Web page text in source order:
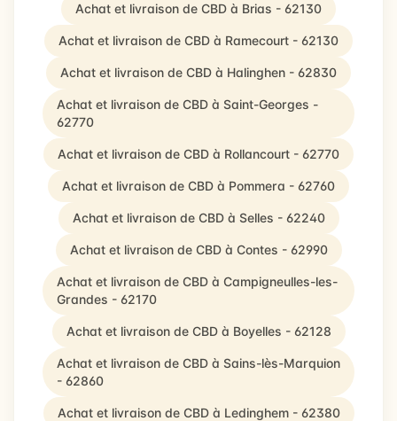
Achat et livraison de CBD à Brias - 62130
Achat et livraison de CBD à Ramecourt - 62130
Achat et livraison de CBD à Halinghen - 62830
Achat et livraison de CBD à Saint-Georges -
62770
Achat et livraison de CBD à Rollancourt - 62770
Achat et livraison de CBD à Pommera - 62760
Achat et livraison de CBD à Selles - 62240
Achat et livraison de CBD à Contes - 62990
Achat et livraison de CBD à Campigneulles-les-
Grandes - 62170
Achat et livraison de CBD à Boyelles - 62128
Achat et livraison de CBD à Sains-lès-Marquion
- 62860
Achat et livraison de CBD à Ledinghem - 62380